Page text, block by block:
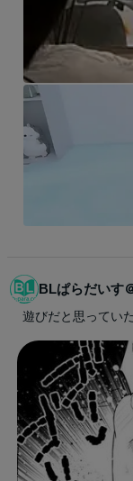
BLぱらだいす
遊びだと思ってい